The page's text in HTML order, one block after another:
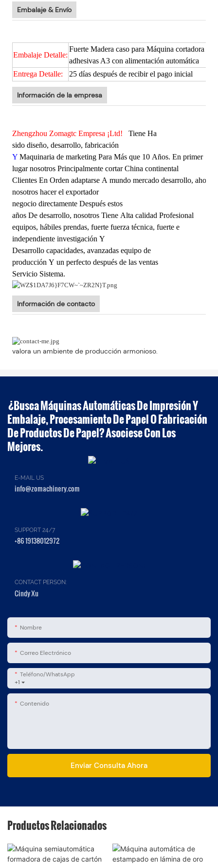
Embalaje & Envío
Embalaje Detalle:
Fuerte Madera caso para Máquina cortadora y
adhesivas A3 con alimentación automática
Entrega Detalle:
25 días después de recibir el pago inicial
Información de la empresa
Zhengzhou Zomagtc Empresa ¡Ltd!
Tiene Ha
sido diseño, desarrollo, fabricación
Y Maquinaria de marketing Para Más que 10 Años. En primer
lugar nosotros Principalmente cortar China continental
Clientes En Orden adaptarse A mundo mercado desarrollo, ahora
nosotros hacer el exportador
negocio directamente Después estos
años De desarrollo, nosotros Tiene Alta calidad Profesional
equipos, hábiles prendas, fuerte fuerza técnica, fuerte e
independiente investigación Y
Desarrollo capacidades, avanzadas equipo de
producción Y un perfecto después de las ventas
Servicio Sistema.
Información de contacto
valora un ambiente de producción armonioso.
¿Busca Máquinas Automáticas De Impresión Y
Embalaje, Procesamiento De Papel O Fabricación
De Productos De Papel? Asociese Con Los
Mejores.
E-MAIL US
info@zomachinery.com
SUPPORT 24/7
+86 19138012972
CONTACT PERSON:
Cindy Xu
Nombre
Correo Electrónico
+1
Teléfono/WhatsApp
Contenido
Enviar Consulta Ahora
Productos Relacionados